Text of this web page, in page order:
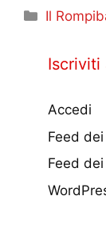
Il
Iscriviti
Accedi
Feed
Feed